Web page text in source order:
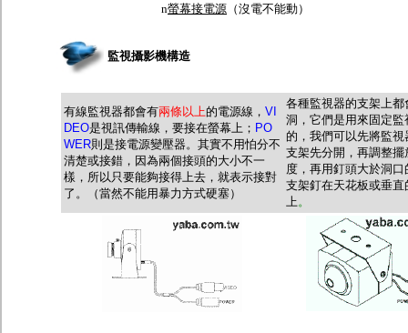
n螢幕接電源 （沒電不能動）
監視攝影機構造
有線監視器都會有兩條以上的電源線， VI
DEO是視訊傳輸線，要接在螢幕上 ； PO
WER則是接電源變壓器。其實不用怕分不
清楚或接錯，因為兩個接頭的大小不一
樣，所以只要能夠接得上去，就表示接對
了。（當然不能用暴力方式硬塞）
各種監視器的支架上都
洞，它們是用來固定監
的，我們可以先將監視
支架先分開，再調整擺
度，再用釘頭大於洞口
支架釘在天花板或垂直
上 。